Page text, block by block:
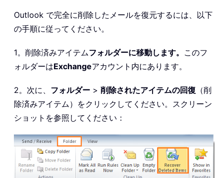
Outlook で完全に削除したメールを復元するには、以下
の手順に従ってください。
1。削除済みアイテムフォルダーに移動します。 このフ
ォルダーはExchangeアカウント内にあります。
2。次に、 フォルダー > 削除されたアイテムの回復 （削
除済みアイテム）をクリックしてください。スクリーン
ショットを参照してください：